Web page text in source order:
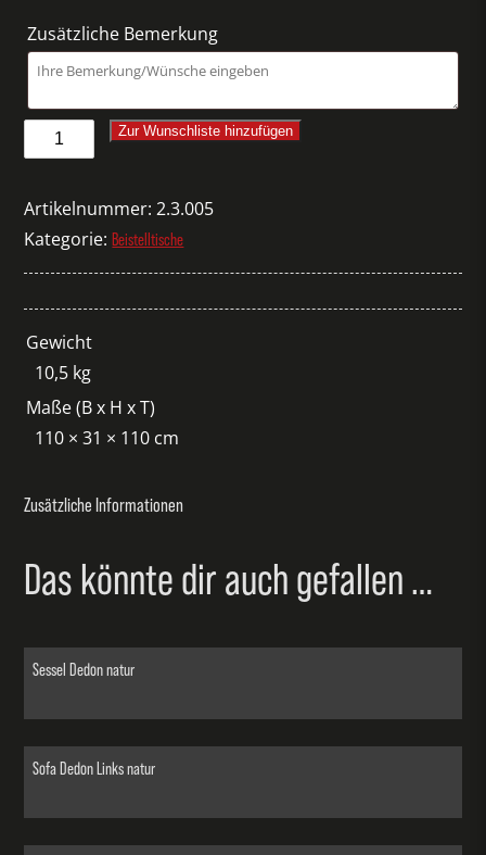
Zusätzliche Bemerkung
Beistelltisch
Dedon
Zur Wunschliste hinzufügen
Artikelnummer:2.3.005
Kategorie:Beistelltische
Gewicht
10,5 kg
Maße (B x H x T)
110 × 31 × 110 cm
Zusätzliche Informationen
Das könnte dir auch gefallen …
Sessel Dedon natur
Sofa Dedon Links natur